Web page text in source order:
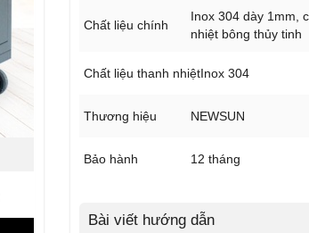
Chất liệu chính
Inox 304 dày 1mm,
nhiệt bông thủy tinh
Chất liệu thanh nhiệtInox 304
Thương hiệu NEWSUN
Bảo hành 12 tháng
Bài viết hướng dẫn